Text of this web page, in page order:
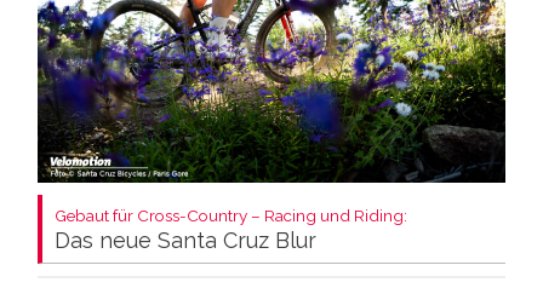
Gebaut für Cross-Country – Racing und Riding:
Das neue Santa Cruz Blur